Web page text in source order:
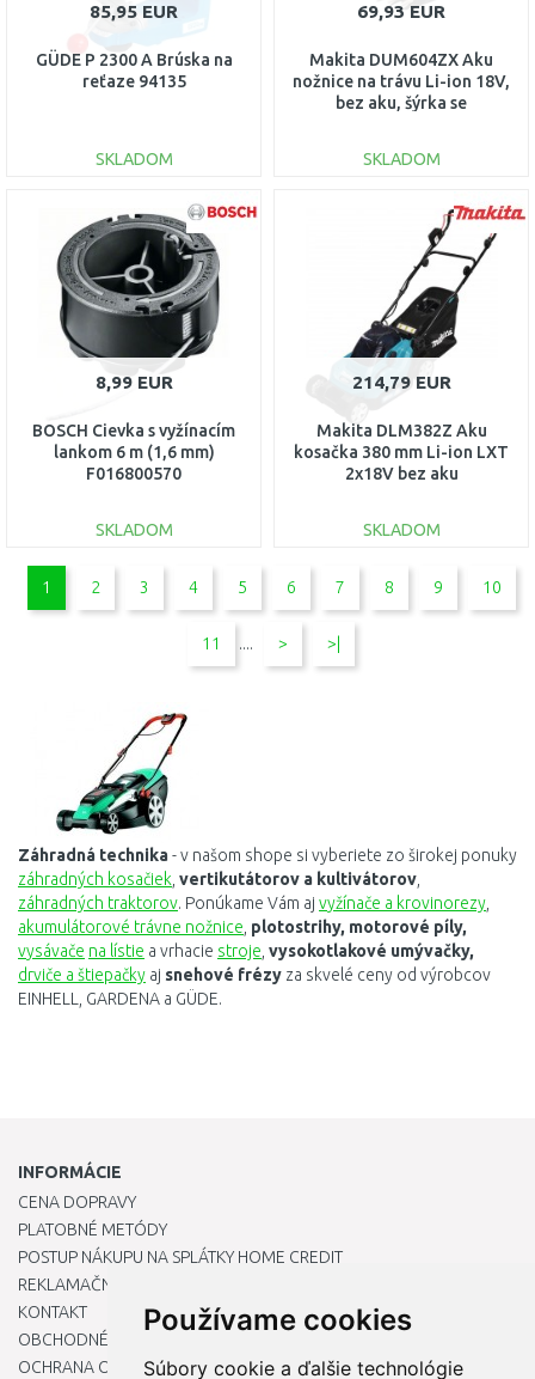
Používame cookies
Súbory cookie a ďalšie technológie
85,95 EUR
GÜDE P 2300 A Brúska na
reťaze 94135
SKLADOM
DO KOŠÍKA
Porovnať
69,93 EUR
Makita DUM604ZX Aku
nožnice na trávu Li-ion 18V,
bez aku, šýrka se
SKLADOM
DO KOŠÍKA
Porovnať
8,99 EUR
BOSCH Cievka s vyžínacím
lankom 6 m (1,6 mm)
F016800570
SKLADOM
DO KOŠÍKA
214,79 EUR
Makita DLM382Z Aku
kosačka 380 mm Li-ion LXT
2x18V bez aku
SKLADOM
DO KOŠÍKA
1 2 3 4 5 6 7 8 9 10
11 .... > >|
Záhradná technika- v našom shope si vyberiete zo širokej ponuky
záhradných kosačiek vertikutátorov a kultivátorov
záhradných traktorov. Ponúkame Vám aj vyžínače a krovinorezy
akumulátorové trávne nožnice plotostrihy, motorové píly,
vysávače na lístie a vrhacie stroje vysokotlakové umývačky,
drviče a štiepačky aj snehové frézy za skvelé ceny od výrobcov
EINHELL, GARDENA a GÜDE.
INFORMÁCIE
CENA DOPRAVY
PLATOBNÉ METÓDY
POSTUP NÁKUPU NA SPLÁTKY HOME CREDIT
REKLAMAČNÝ PORIADOK
KONTAKT
OBCHODNÉ PODMIENKY
OCHRANA OSOBNÝCH ÚDAJOV